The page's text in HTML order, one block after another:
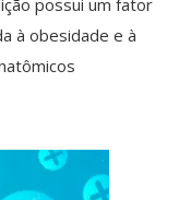
à obesidade e à